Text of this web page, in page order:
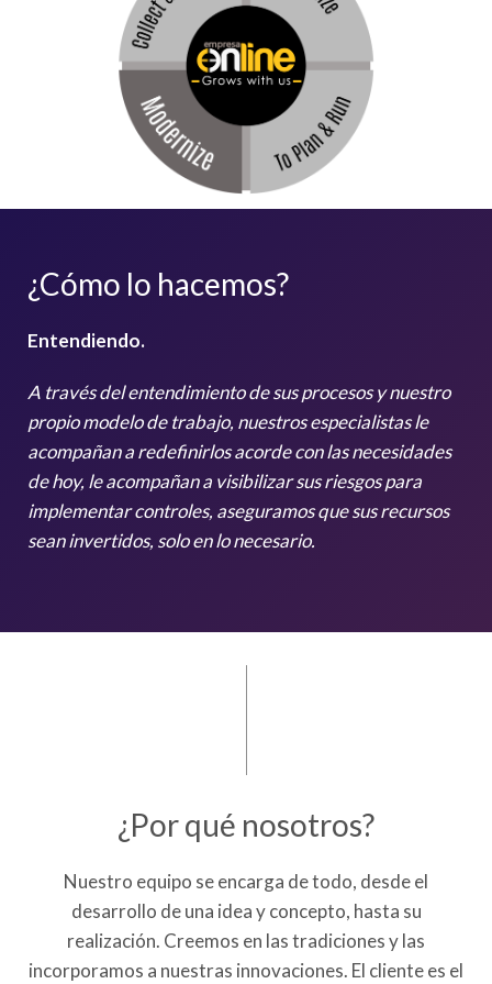
¿Cómo lo hacemos?
Entendiendo.
A través del entendimiento de sus procesos y nuestro
propio modelo de trabajo, nuestros especialistas le
acompañan a redefinirlos acorde con las necesidades
de hoy, le acompañan a visibilizar sus riesgos para
implementar controles, aseguramos que sus recursos
sean invertidos, solo en lo necesario.
¿Por qué nosotros?
Nuestro equipo se encarga de todo, desde el
desarrollo de una idea y concepto, hasta su
realización. Creemos en las tradiciones y las
incorporamos a nuestras innovaciones. El cliente es el